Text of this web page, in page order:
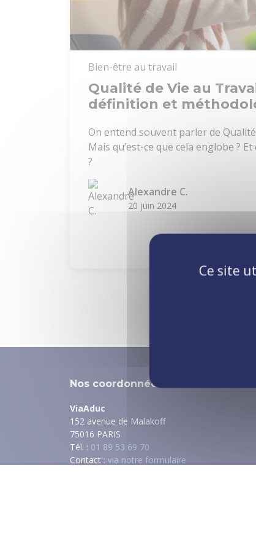
Bien-être au travail
Qualité de Vie au
définition et
On entend souvent parler de
Mais qu’est-ce que cela englobe ?
?
Alexandre C.
20 juin 2024
Nos coordonnées
ViaAduc
152 avenue de Malakoff
75016 PARIS
Tél. : 01 89 53 69 70
Contact : via notre formulaire
Ce site